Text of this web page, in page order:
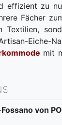
effizient zu
Fächer
Textilien,
Eiche-
mit
von